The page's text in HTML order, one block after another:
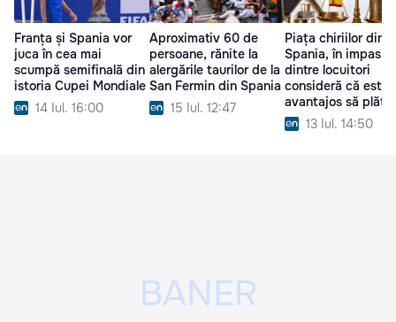
Franța și Spania vor
juca în cea mai
scumpă semifinală din
istoria Cupei Mondiale
14 Iul. 16:00
Aproximativ 60 de
persoane, rănite la
alergările taurilor de la
San Fermin din Spania
15 Iul. 12:47
Piața chiriilor din
Spania, în impas:
dintre locuitori
consideră că este
avantajos să
ipotecă13 Iul. 14:50